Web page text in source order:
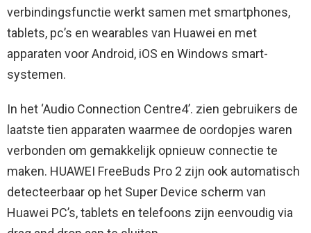
verbindingsfunctie werkt samen met smartphones,
tablets, pc’s en wearables van Huawei en met
apparaten voor Android, iOS en Windows smart-
systemen.
In het ‘Audio Connection Centre4’. zien gebruikers de
laatste tien apparaten waarmee de oordopjes waren
verbonden om gemakkelijk opnieuw connectie te
maken. HUAWEI FreeBuds Pro 2 zijn ook automatisch
detecteerbaar op het Super Device scherm van
Huawei PC’s, tablets en telefoons zijn eenvoudig via